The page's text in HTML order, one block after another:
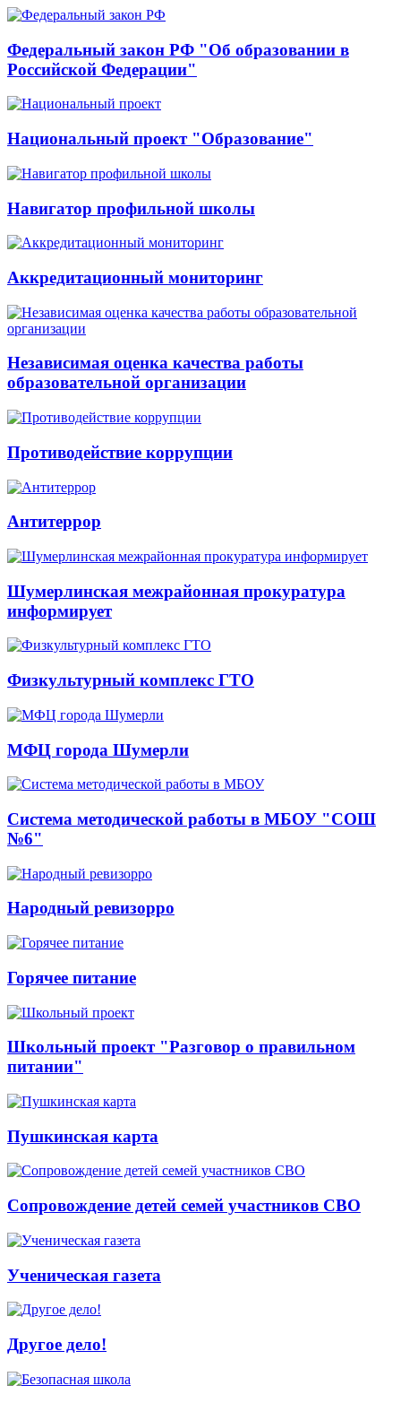
Федеральный закон РФ "Об образовании в
Российской Федерации"
Национальный проект "Образование"
Навигатор профильной школы
Аккредитационный мониторинг
Независимая оценка качества работы
образовательной организации
Противодействие коррупции
Антитеррор
Шумерлинская межрайонная прокуратура
информирует
Физкультурный комплекс ГТО
МФЦ города Шумерли
Система методической работы в МБОУ "СОШ
№6"
Народный ревизорро
Горячее питание
Школьный проект "Разговор о правильном
питании"
Пушкинская карта
Сопровождение детей семей участников СВО
Ученическая газета
Другое дело!